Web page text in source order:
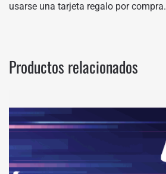
usarse una tarjeta regalo por compra.
Productos relacionados